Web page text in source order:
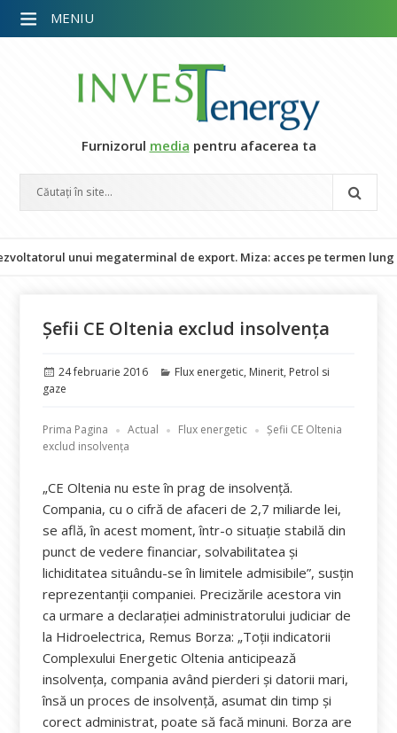
Furnizorul media pentru afacerea ta
unui megaterminal de export. Miza: acces pe termen lung la LNG
Șefii CE Oltenia exclud insolvența
Publicat
pe
24 februarie 2016 Categorii
Flux energetic, Minerit, Petrol si
gaze
Prima Pagina Actual Flux energetic
Șefii CE Oltenia
exclud insolvența
„CE Oltenia nu este în prag de insolvență.
Compania, cu o cifră de afaceri de 2,7 miliarde lei,
se află, în acest moment, într-o situație stabilă din
punct de vedere financiar, solvabilitatea și
lichiditatea situându-se în limitele admisibile”, susțin
reprezentanții companiei. Precizările acestora vin
ca urmare a declarației administratorului judiciar de
la Hidroelectrica, Remus Borza: „Toţii indicatorii
Complexului Energetic Oltenia anticipează
insolvenţa, compania având pierderi şi datorii mari,
însă un proces de insolvenţă, asumat din timp şi
corect administrat, poate să facă minuni. Borza are
MENIU